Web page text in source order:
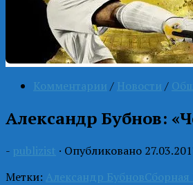
Комментарии / Новости /
Александр Бубнов:
- publizist · Опубликовано
Метки: Александр Бубнов